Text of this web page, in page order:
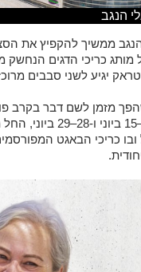
הנגב
הנגב ממשיך להקפיץ את
כריכי הדגים הנחשק
יגיע לשני סבבים
מזמן לשם דבר בקרב
כריכי הבאגט